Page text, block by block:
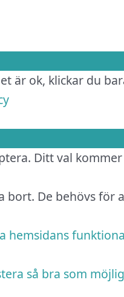
är ok, klickar du
Ditt val
bort. De behövs
hemsidans
så bra som